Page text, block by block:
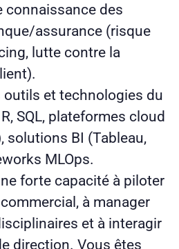
connaissance des
assurance (risque
lutte contre la
outils et technologies du
SQL, plateformes cloud
solutions BI (Tableau,
MLOps.
forte capacité à piloter
à manager
et à interagir
direction. Vous êtes